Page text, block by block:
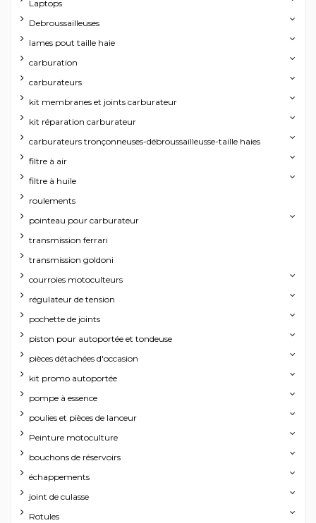
Laptops
Debroussailleuses
lames pout taille haie
carburation
carburateurs
kit membranes et joints carburateur
kit réparation carburateur
carburateurs tronçonneuses-débroussailleusse-taille haies
filtre à air
filtre à huile
roulements
pointeau pour carburateur
transmission ferrari
transmission goldoni
courroies motoculteurs
régulateur de tension
pochette de joints
piston pour autoportée et tondeuse
pièces détachées d'occasion
kit promo autoportée
pompe à essence
poulies et pièces de lanceur
Peinture motoculture
bouchons de réservoirs
échappements
joint de culasse
Rotules